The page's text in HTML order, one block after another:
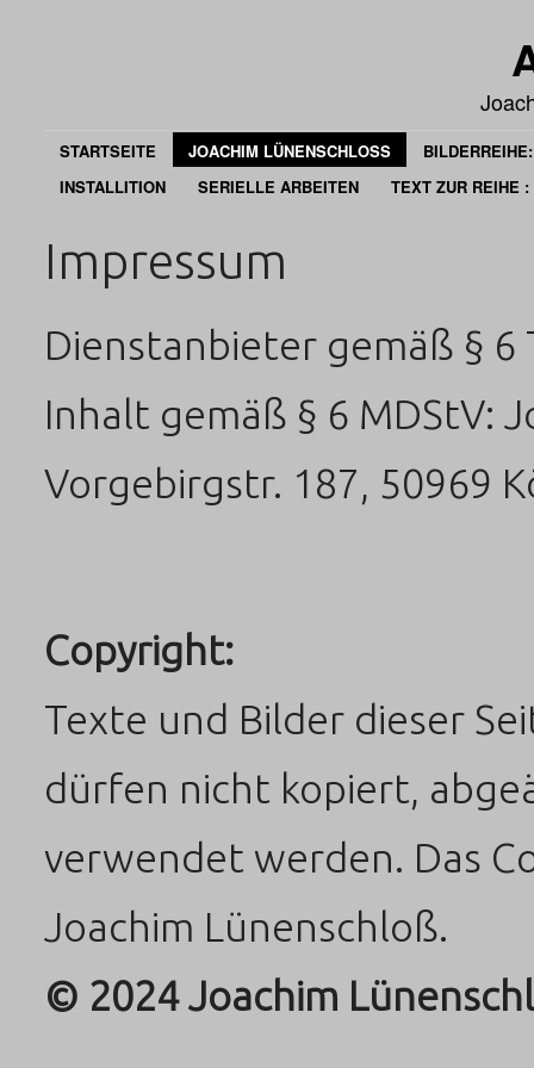
STARTSEITE JOACHIM LÜNENSCHLOSS
INSTALLITION
SERIELLE ARBEITEN TEXT ZUR REIHE
Impressum
Dienstanbieter gemäß §
Inhalt gemäß § 6 MDStV:
Vorgebirgstr. 187, 50969
Copyright:
Texte und Bilder dieser
dürfen nicht kopiert,
verwendet werden. Das
Joachim Lünenschloß.
© 2024 Joachim